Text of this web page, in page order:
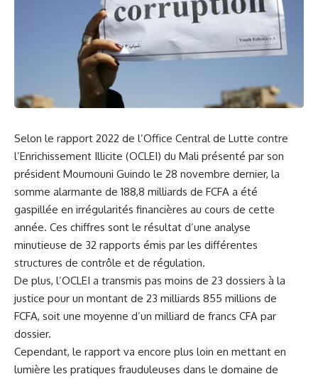
Selon le rapport 2022 de l’Office Central de​ Lutte ⁤contre
l’Enrichissement Illicite (OCLEI) du Mali présenté par son ​
président Moumouni Guindo le 28 novembre⁢ dernier, la
somme alarmante‌ de ​188,8 milliards de FCFA a été
gaspillée en irrégularités financières au cours de cette
année. Ces chiffres sont le résultat d’une ​analyse
minutieuse de 32 ⁤rapports émis par les différentes
structures de contrôle et de ‍régulation.
De plus, l’OCLEI a transmis pas moins de ⁢23 dossiers à la
justice‍ pour un montant de 23 milliards 855 millions de
FCFA, soit une moyenne ⁢d’un milliard ⁢de francs CFA ‍par
dossier.
Cependant, le rapport va encore plus ​loin en mettant en
lumière les pratiques⁣ frauduleuses⁢ dans le domaine de